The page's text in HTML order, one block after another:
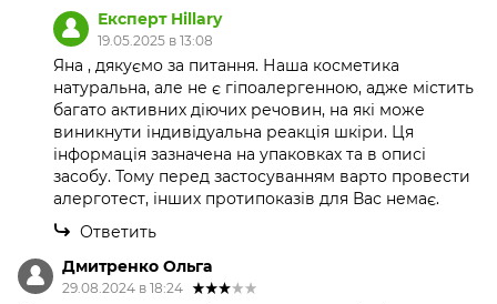
Експерт Hillary
19.05.2025 в 13:08
Яна , дякуємо за питання. Наша косметика
натуральна, але не є гіпоалергенною, адже містить
багато активних діючих речовин, на які може
виникнути індивідуальна реакція шкіри. Ця
інформація зазначена на упаковках та в описі
засобу. Тому перед застосуванням варто провести
алерготест, інших протипоказів для Вас немає.
Ответить
Дмитренко Ольга
29.08.2024 в 18:24